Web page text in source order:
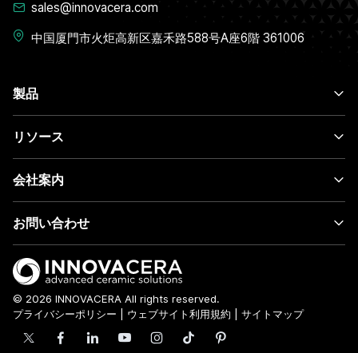
製品
リソース
会社案内
お問い合わせ
sales@innovacera.com
中国厦門市火炬高新区嘉禾路588号A座6階 361006
© 2026 INNOVACERA All rights reserved.
プライバシーポリシー
ウェブサイト利用規約 サイトマップ